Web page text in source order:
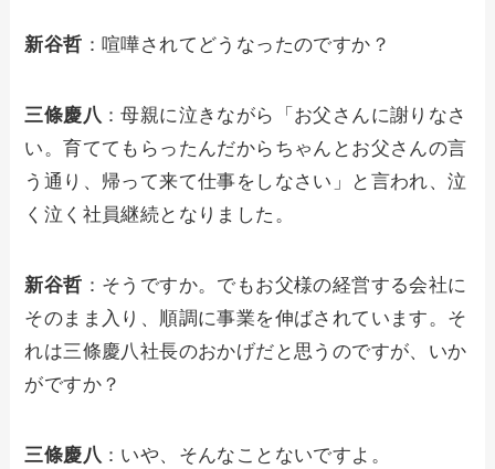
新谷哲 ：喧嘩されてどうなったのですか？
三條慶八 ：母親に泣きながら「お父さんに謝りなさ
い。育ててもらったんだからちゃんとお父さんの言
う通り、帰って来て仕事をしなさい」と言われ、泣
く泣く社員継続となりました。
新谷哲 ：そうですか。でもお父様の経営する会社に
そのまま入り、順調に事業を伸ばされています。そ
れは三條慶八社長のおかげだと思うのですが、いか
がですか？
三條慶八 ：いや、そんなことないですよ。